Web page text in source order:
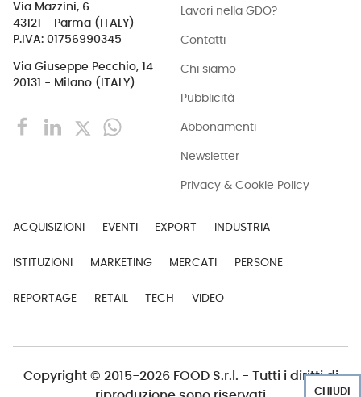
Via Mazzini, 6
43121 - Parma (ITALY)
P.IVA: 01756990345
Via Giuseppe Pecchio, 14
20131 - Milano (ITALY)
Lavori nella GDO?
Contatti
Chi siamo
Pubblicità
Abbonamenti
Newsletter
Privacy & Cookie Policy
ACQUISIZIONI EVENTI EXPORT INDUSTRIA
ISTITUZIONI MARKETING MERCATI PERSONE
REPORTAGE RETAIL TECH VIDEO
Copyright © 2015-2026 FOOD S.r.l. - Tutti i diritti di
CHIUDI